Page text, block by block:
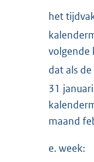
het
volgende
dat als de
31
maand
e. week: